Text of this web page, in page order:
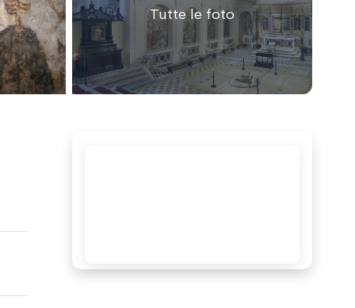
Tutte le foto